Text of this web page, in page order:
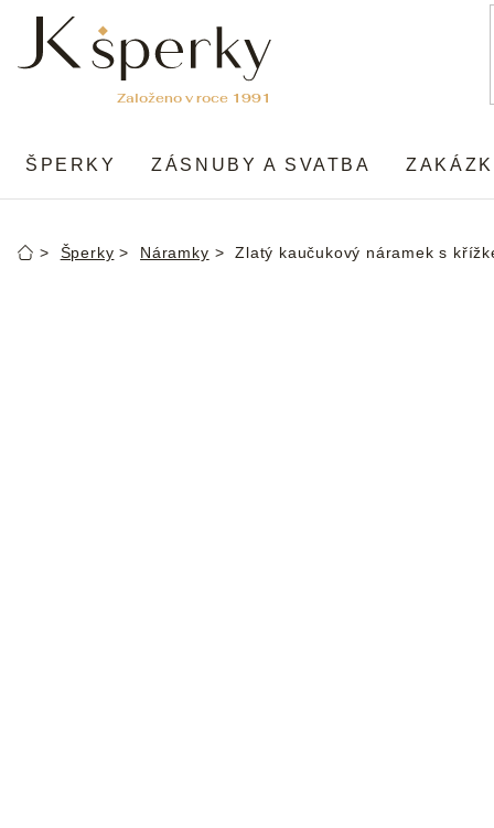
obsah
ŠPERKY ZÁSNUBY A SVATBA
DomůŠperky Náramky Zlatý kaučukový náramek s